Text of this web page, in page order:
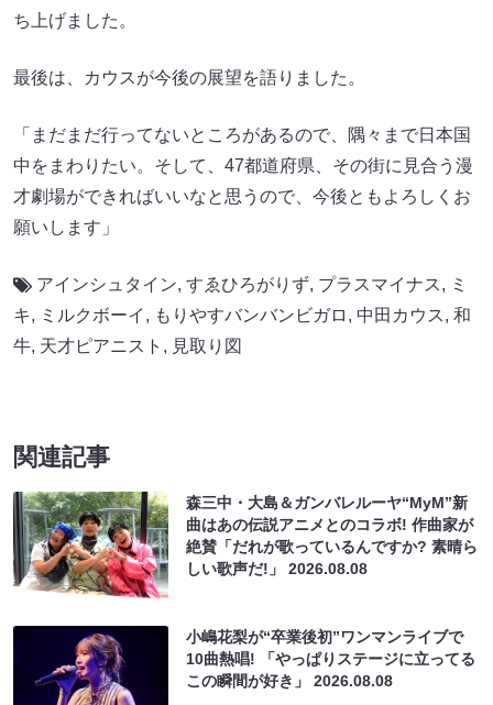
ち上げました。
最後は、カウスが今後の展望を語りました。
「まだまだ行ってないところがあるので、隅々まで日本国
中をまわりたい。そして、47都道府県、その街に見合う漫
才劇場ができればいいなと思うので、今後ともよろしくお
願いします」
アインシュタイン, すゑひろがりず, プラスマイナス, ミ
キ, ミルクボーイ , もりやすバンバンビガロ , 中田カウス, 和
牛, 天才ピアニスト , 見取り図
関連記事
森三中・大島＆ガンバレルーヤ“MyM”新
曲はあの伝説アニメとのコラボ! 作曲家が
絶賛「だれが歌っているんですか? 素晴ら
しい歌声だ!」2026.08.08
小嶋花梨が“卒業後初”ワンマンライブで
10曲熱唱! 「やっぱりステージに立ってる
この瞬間が好き」2026.08.08